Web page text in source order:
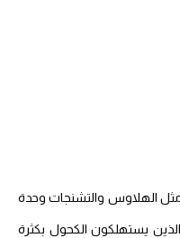
الهلاوس والتشنجات وحدة
يستهلكون الكحول بكثرة